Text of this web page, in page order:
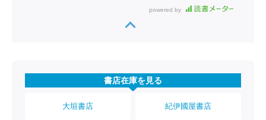
powered by
書店在庫を見る
大垣書店 紀伊國屋書店